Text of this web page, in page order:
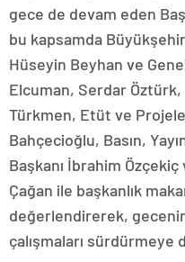
gece de devam eden
bu kapsamda
Hüseyin Beyhan ve
Elcuman, Serdar
Türkmen, Etüt ve
Bahçecioğlu, Basın,
Başkanı İbrahim
Çağan ile başkanlık
değerlendirerek,
çalışmaları sürdürmeye